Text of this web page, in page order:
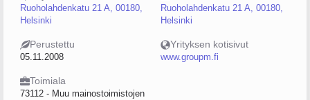
Ruoholahdenkatu 21 A, 00180,
Helsinki
Ruoholahdenkatu 21 A, 00180,
Helsinki
Perustettu
05.11.2008
Yrityksen kotisivut
www.groupm.fi
Toimiala
73112 - Muu mainostoimistojen